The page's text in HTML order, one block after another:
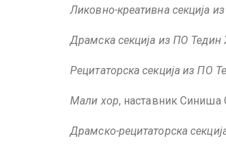
Ликовно-креативна секција
Драмска секција из ПО Тедин
Рецитаторска секција из ПО
Мали хор, наставник Синиша
Драмско-рецитаторска